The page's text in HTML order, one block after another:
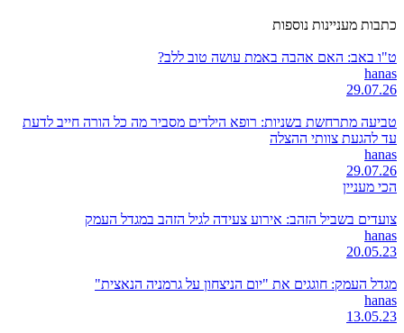
כתבות מעניינות נוספות
ט"ו באב: האם אהבה באמת עושה טוב ללב?
hanas
29.07.26
טביעה מתרחשת בשניות: רופא הילדים מסביר מה כל הורה חייב לדעת
עד להגעת צוותי ההצלה
hanas
29.07.26
הכי מעניין
צועדים בשביל הזהב: אירוע צעידה לגיל הזהב במגדל העמק
hanas
20.05.23
מגדל העמק: חוגגים את "יום הניצחון על גרמניה הנאצית"
hanas
13.05.23